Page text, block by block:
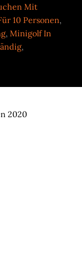
Mit
10 Personen,
,Minigolf In
,
2020